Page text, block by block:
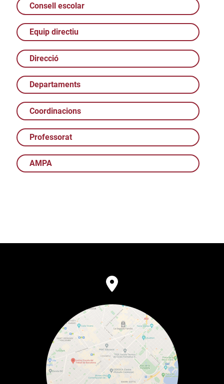
Consell escolar
Equip directiu
Direcció
Departaments
Coordinacions
Professorat
AMPA